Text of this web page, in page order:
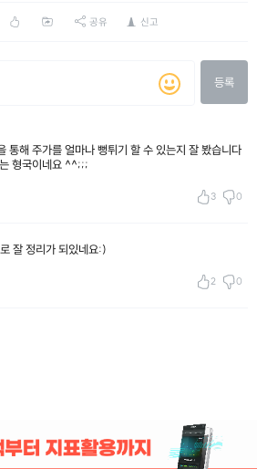
공유 신고
등록
통해 주가를 얼마나 뻥튀기 할 수 있는지 잘 봤습니다
형국이네요 ^^;;;
3 0
잘 정리가 되있네요:)
2 0